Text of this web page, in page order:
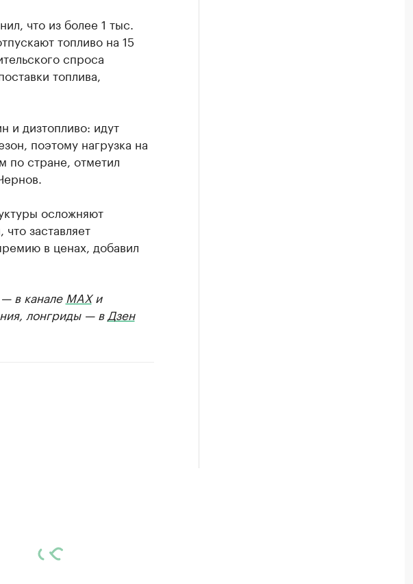
что из более 1 тыс.
топливо на 15
спроса
топлива,
и дизтопливо: идут
поэтому нагрузка на
по стране, отметил
осложняют
заставляет
в ценах, добавил
в канале MAXи
лонгриды — в Дзен